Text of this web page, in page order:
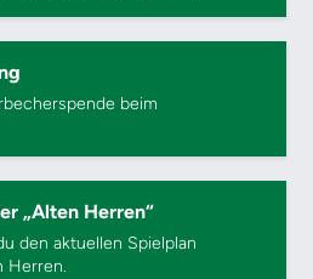
beim
„Alten Herren“
den aktuellen Spielplan
Herren.